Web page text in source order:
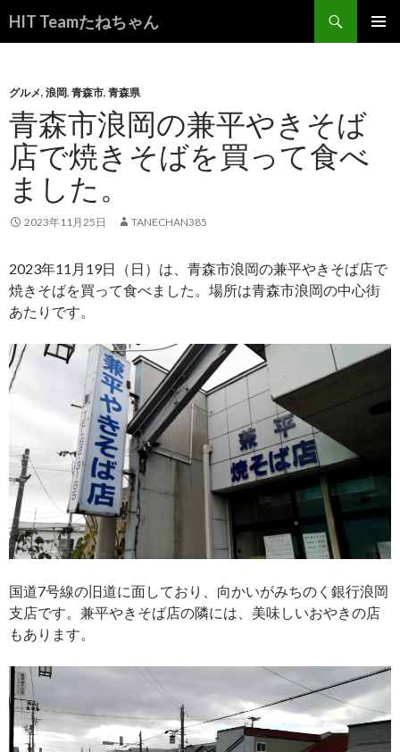
HIT Teamたねちゃん
索
ン
ツ
へ
ス
キ
ッ
プ
グルメ, 浪岡, 青森市, 青森県
青森市浪岡の兼平やきそば
店で焼きそばを買って食べ
ました。
2023年11月25日 TANECHAN385
2023年11月19日（日）は、青森市浪岡の兼平やきそば店で
焼きそばを買って食べました。場所は青森市浪岡の中心街
あたりです。
国道7号線の旧道に面しており、向かいがみちのく銀行浪岡
支店です。兼平やきそば店の隣には、美味しいおやきの店
もあります。